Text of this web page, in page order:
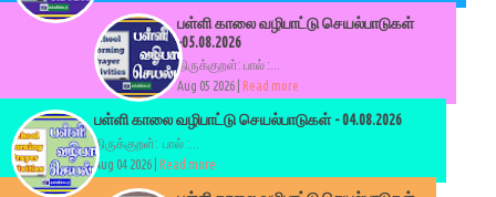
பள்ளி காலை வழிபாட்டு செயல்பாடுகள்
-05.08.2026
திருக்குறள்: பால் :...
Aug 05 2026 |
Read more
பள்ளி காலை வழிபாட்டு செயல்பாடுகள் - 04.08.2026
திருக்குறள்: பால் :...
Aug 04 2026 | Read more